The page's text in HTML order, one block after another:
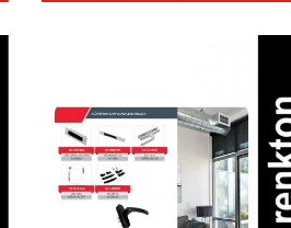
Alüminyum Kapı
Kolları &